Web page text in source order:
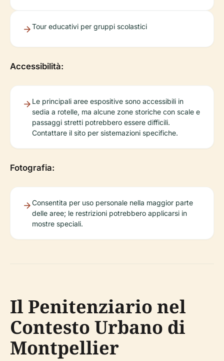
Tour educativi per gruppi scolastici
Accessibilità:
Le principali aree espositive sono accessibili in
sedia a rotelle, ma alcune zone storiche con scale e
passaggi stretti potrebbero essere difficili.
Contattare il sito per sistemazioni specifiche.
Fotografia:
Consentita per uso personale nella maggior parte
delle aree; le restrizioni potrebbero applicarsi in
mostre speciali.
Il Penitenziario nel
Contesto Urbano di
Montpellier